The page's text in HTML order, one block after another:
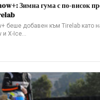
Зимна гума с по-висок
беше добавен към Tirelab като
и X-Ice…